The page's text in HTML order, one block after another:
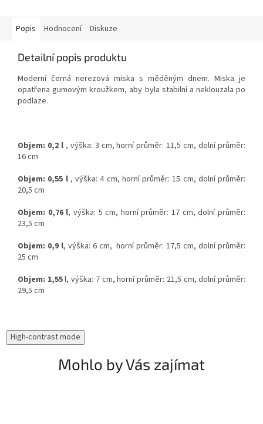
Popis Hodnocení Diskuze
Detailní popis produktu
Moderní černá nerezová miska s měděným dnem. Miska je
opatřena gumovým kroužkem, aby byla stabilní a neklouzala po
podlaze.
Objem: 0,2 l, výška: 3 cm, horní průměr: 11,5 cm, dolní průměr:
16 cm
Objem: 0,55 l, výška: 4 cm, horní průměr: 15 cm, dolní průměr:
20,5 cm
Objem: 0,76 l, výška: 5 cm, horní průměr: 17 cm, dolní průměr:
23,5 cm
Objem: 0,9 l, výška: 6 cm, horní průměr: 17,5 cm, dolní průměr:
25 cm
Objem: 1,55l, výška: 7 cm, horní průměr: 21,5 cm, dolní průměr:
29,5 cm
High-contrast mode
Mohlo by Vás zajímat